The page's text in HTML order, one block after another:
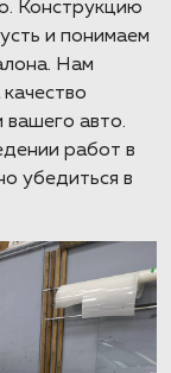
Конструкцию
и понимаем
Нам
авто.
работ в
убедиться в